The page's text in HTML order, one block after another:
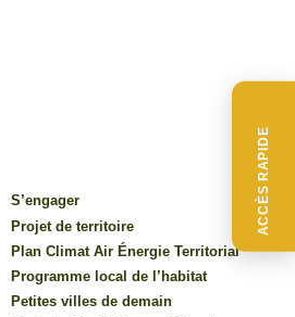
ACCÈS RAPIDE
S’engager
Projet de territoire
Plan Climat Air Énergie Territorial
Programme local de l’habitat
Petites villes de demain